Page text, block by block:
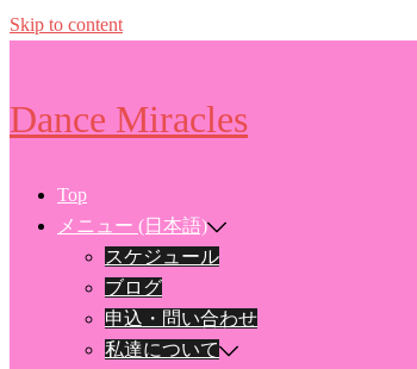
Skip to content
Dance Miracles
Top
メニュー (日本語)
スケジュール
ブログ
申込・問い合わせ
私達について